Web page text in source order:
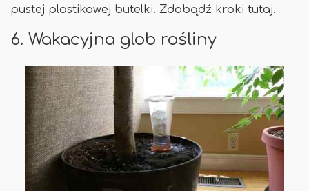
pustej plastikowej butelki. Zdobądź kroki tutaj.
6. Wakacyjna glob rośliny